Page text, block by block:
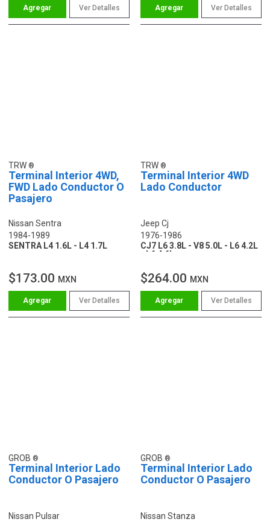
Ver Detalles Ver Detalles
TRW
Terminal Interior 4WD,
FWD Lado Conductor O
Pasajero
Nissan Sentra
1984-1989
SENTRA L4 1.6L - L4 1.7L
$173.00 MXN
Ver Detalles
TRW
Terminal Interior 4WD
Lado Conductor
Jeep Cj
1976-1986
CJ7 L6 3.8L - V8 5.0L - L6 4.2L
- L6 4.6L
$264.00 MXN
Ver Detalles
GROB
Terminal Interior Lado
Conductor O Pasajero
Nissan Pulsar
GROB
Terminal Interior Lado
Conductor O Pasajero
Nissan Stanza